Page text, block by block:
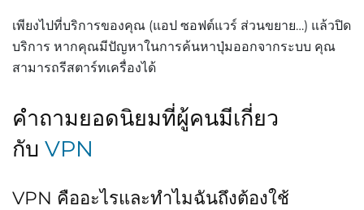
เพียงไปที่บริการของคุณ (แอป ซอฟต์แวร์ ส่วนขยาย…) แล้วปิด
บริการ หากคุณมีปัญหาในการค้นหาปุ่มออกจากระบบ คุณ
สามารถรีสตาร์ทเครื่องได้
คำถามยอดนิยมที่ผู้คนมีเกี่ยว
กับ VPN
VPN คืออะไรและทำไมฉันถึงต้องใช้